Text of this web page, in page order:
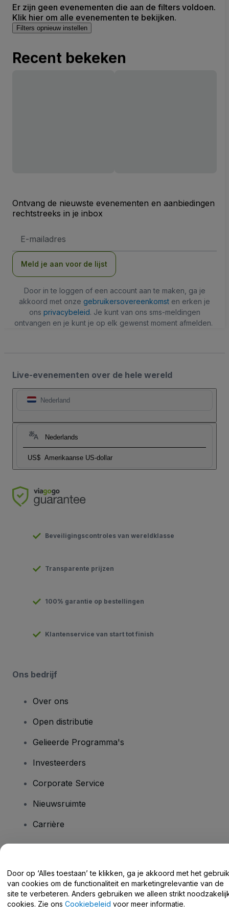
Er zijn geen evenementen die aan de filters voldoen.
Klik hier om alle evenementen te bekijken.
Filters opnieuw instellen
Recent bekeken
Ontvang de nieuwste evenementen en aanbiedingen
rechtstreeks in je inbox
mailadres
Meld je aan voor de lijst
Door in te loggen of een account aan te maken, ga je
akkoord met onze gebruikersovereenkomst en erken je
ons privacybeleid. Je kunt van ons sms-meldingen
ontvangen en je kunt je op elk gewenst moment afmelden.
Live-evenementen over de hele wereld
Nederland
Nederlands
US$ Amerikaanse US-dollar
Beveiligingscontroles van wereldklasse
Transparente prijzen
100% garantie op bestellingen
Klantenservice van start tot finish
Ons bedrijf
Over ons
Open distributie
Gelieerde Programma's
Investeerders
Corporate Service
Nieuwsruimte
Carrière
Helpcentrum / Neem Contact Met Ons Op
Door op ‘Alles toestaan’ te klikken, ga je akkoord met het gebruik
van cookies om de functionaliteit en marketingrelevantie van de
site te verbeteren. Anders gebruiken we alleen strikt
cookies. Zie ons Cookiebeleid voor meer informatie.